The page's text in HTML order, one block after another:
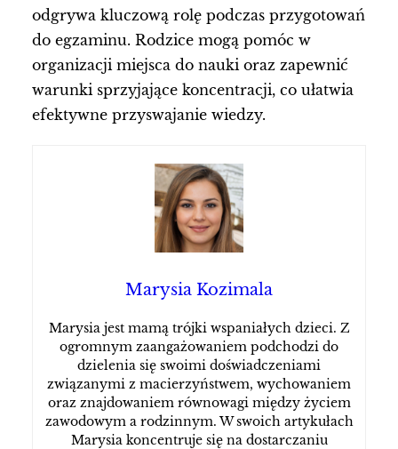
odgrywa kluczową rolę podczas przygotowań
do egzaminu. Rodzice mogą pomóc w
organizacji miejsca do nauki oraz zapewnić
warunki sprzyjające koncentracji, co ułatwia
efektywne przyswajanie wiedzy.
Marysia Kozimala
Marysia jest mamą trójki wspaniałych dzieci. Z
ogromnym zaangażowaniem podchodzi do
dzielenia się swoimi doświadczeniami
związanymi z macierzyństwem, wychowaniem
oraz znajdowaniem równowagi między życiem
zawodowym a rodzinnym. W swoich artykułach
Marysia koncentruje się na dostarczaniu